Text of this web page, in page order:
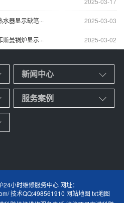
2025-03-03
器显示缺笔···
2025-03-02
曼锅炉显示···
新闻中心
服务案例
小时维修服务中心 网址：
技术QQ:498561910 网站地图 txt地图